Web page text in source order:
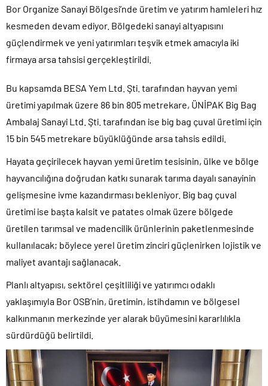
Bor Organize Sanayi Bölgesi’nde üretim ve yatırım hamleleri hız
kesmeden devam ediyor. Bölgedeki sanayi altyapısını
güçlendirmek ve yeni yatırımları teşvik etmek amacıyla iki
firmaya arsa tahsisi gerçekleştirildi.
Bu kapsamda BESA Yem Ltd. Şti. tarafından hayvan yemi
üretimi yapılmak üzere 86 bin 805 metrekare, ÜNİPAK Big Bag
Ambalaj Sanayi Ltd. Şti. tarafından ise big bag çuval üretimi için
15 bin 545 metrekare büyüklüğünde arsa tahsis edildi.
Hayata geçirilecek hayvan yemi üretim tesisinin, ülke ve bölge
hayvancılığına doğrudan katkı sunarak tarıma dayalı sanayinin
gelişmesine ivme kazandırması bekleniyor. Big bag çuval
üretimi ise başta kalsit ve patates olmak üzere bölgede
üretilen tarımsal ve madencilik ürünlerinin paketlenmesinde
kullanılacak; böylece yerel üretim zinciri güçlenirken lojistik ve
maliyet avantajı sağlanacak.
Planlı altyapısı, sektörel çeşitliliği ve yatırımcı odaklı
yaklaşımıyla Bor OSB’nin, üretimin, istihdamın ve bölgesel
kalkınmanın merkezinde yer alarak büyümesini kararlılıkla
sürdürdüğü belirtildi.